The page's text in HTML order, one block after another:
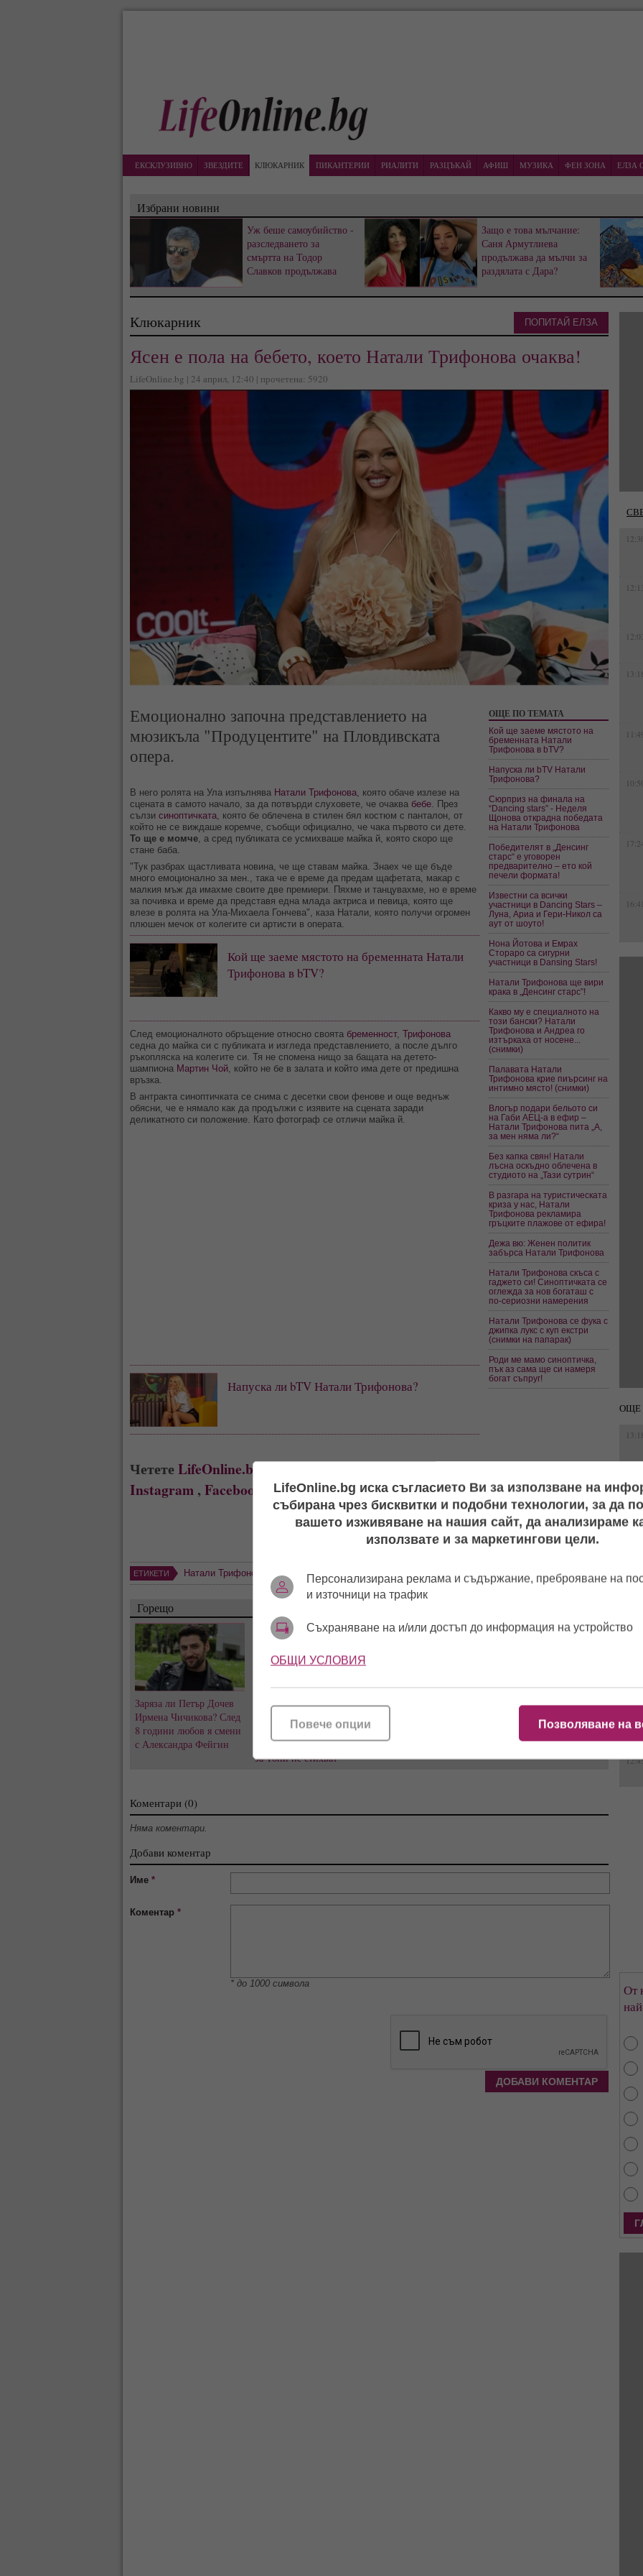
ЕКСКЛУЗИВНО ЗВЕЗДИТЕ КЛЮКАРНИК ПИКАНТЕРИИ РИАЛИТИ РАЗЦЪКАЙ АФИШ МУЗИКА ФЕН ЗОНА ЕЛЗА
Избрани новини
Уж беше самоубийство -
разследването за
смъртта на Тодор
Славков продължава
Защо е това мълчание:
Саня Армутлиева
продължава да мълчи за
раздялата с Дара?
Клюкарник
Ясен е пола на бебето, което Натали Трифонова очаква!
LifeOnline.bg | 24 април, 12:40 | прочетена: 5920
Емоционално започна представлението на
мюзикъла "Продуцентите" на Пловдивската
опера.
В него ролята на Ула изпълнява Натали Трифонова, която обаче излезе на
сцената в самото начало, за да потвърди слуховете, че очаква бебе. През
сълзи синоптичката, която бе облечена в стилен бял костюм с панталон, от
който не се виждаше коремче, съобщи официално, че чака първото си дете.
То ще е момче, а сред публиката се усмихваше майка й, която скоро ще
стане баба.
"Тук разбрах щастливата новина, че ще ставам майка. Знаех че ще бъде
много емоционално за мен., така че е време да предам щафетата, макар с
малкия мъж да имахме своите две премиери. Пяхме и танцувахме, но е време
за почивка и време да представя една млада актриса и певица, която ще
влезе в ролята на Ула-Михаела Гончева", каза Натали, която получи огромен
плюшен мечок от колегите си артисти в операта.
Кой ще заеме мястото на бременната Натали
Трифонова в bTV?
След емоционалното обръщение относно своята бременност, Трифонова
седна до майка си с публиката и изгледа представлението, а после дълго
ръкопляска на колегите си. Тя не спомена нищо за бащата на детето-
шампиона Мартин Чой, който не бе в залата и който има дете от предишна
връзка.
В антракта синоптичката се снима с десетки свои фенове и още веднъж
обясни, че е нямало как да продължи с изявите на сцената заради
деликатното си положение. Като фотограф се отличи майка й.
Напуска ли bTV Натали Трифонова?
ЧететеLifeOnline.bgкъдето ви е удобноTelegram,
Instagram , Facebook
ОЩЕ ПО ТЕМАТА
Кой ще заеме мястото на
бременната Натали
Трифонова в bTV?
Напуска ли bTV Натали
Трифонова?
Сюрприз на финала на
“Dancing stars” - Неделя
Щонова открадна победата
на Натали Трифонова
Победителят в „Денсинг
старс“ е уговорен
предварително – ето кой
печели формата!
Известни са всички
участници в Dancing Stars –
Луна, Ариа и Гери-Никол са
аут от шоуто!
Нона Йотова и Емрах
Стораро са сигурни
участници в Dansing Stars!
Натали Трифонова ще вири
крака в „Денсинг старс”!
Какво му е специалното на
този бански? Натали
Трифонова и Андреа го
изтъркаха от носене...
(снимки)
Палавата Натали
Трифонова крие пиърсинг на
интимно място! (снимки)
Влогър подари бельото си
на Габи АЕЦ-а в ефир –
Натали Трифонова пита „А,
за мен няма ли?“
Без капка свян! Натали
лъсна оскъдно облечена в
студиото на „Тази сутрин“
В разгара на туристическата
криза у нас, Натали
Трифонова рекламира
гръцките плажове от ефира!
Дежа вю: Женен политик
забърса Натали Трифонова
Натали Трифонова скъса с
гаджето си! Синоптичката се
оглежда за нов богаташ с
по-сериозни намерения
Натали Трифонова се фука с
джипка лукс с куп екстри
(снимки на папарак)
Роди ме мамо синоптичка,
пък аз сама ще си намеря
богат съпруг!
ЕТИКЕТИ Натали Трифонова бебе бременност синоптичка
Горещо
Заряза ли Петър Дочев
Ирмена Чичикова? След
8 години любов я смени
с Александра Фейгин
Къна на „Високото":
Емрах Стораро и Айлян
преди сватбата, докато
скандалите и тревогите
за Тони не стихват
Видео издаде флирта
чалгаджийката Ивайла
Нова жена? Геро стопи
50 кила, подмлади се и
сложи край на 20-
годишен брак
Коментари (0)
Няма коментари.
Добави коментар
Име *
Коментар *
* до 1000 символа
ПОПИТАЙ ЕЛЗА
16:41
ОЩЕ
От
LifeOnline.bg иска съгласието Ви за използване на
събирана чрез бисквитки и подобни технологии, за да
вашето изживяване на нашия сайт, да анализираме
използвате и за маркетингови цели.
Персонализирана реклама и съдържание, преброяване на
и източници на трафик
Съхраняване на и/или достъп до информация на устройство
ОБЩИ УСЛОВИЯ
Позволяване на
Повече опции